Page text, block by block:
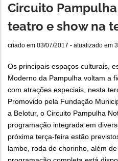
Circuito
teatro e show na
criado em 03/07/2017 - atualizado em
Os principais espaços culturais,
Moderno da Pampulha voltam a
com atrações especiais, nesta
Promovido pela Fundação
a Belotur, o Circuito Pampulha
programação integrada em
próxima terça-feira estão
lambe, roda de chorinho, além